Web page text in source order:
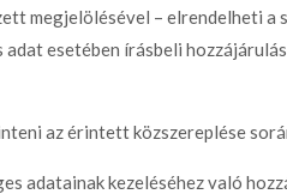
megjelölésével – elrendelheti
esetében írásbeli
az érintett közszereplése
adatainak kezeléséhez való